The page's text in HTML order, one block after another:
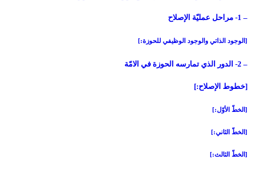
– 1- مراحل عمليّة الإصلاح‏
[الوجود الذاتي والوجود الوظيفي للحوزة:]
– 2- الدور الذي تمارسه الحوزة في الامّة
[خطوط الإصلاح:]
[الخطّ الأوّل:]
[الخطّ الثاني:]
[الخطّ الثالث:]